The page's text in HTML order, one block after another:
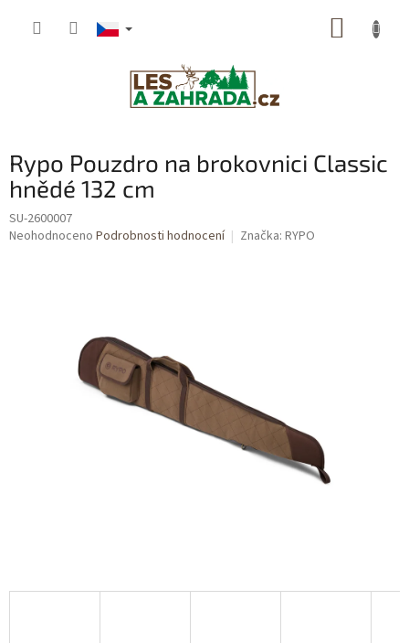
Rypo Pouzdro na brokovnici Classic
hnědé 132 cm
SU-2600007
Průměrné
Neohodnoceno Podrobnosti hodnocení Značka: RYPO